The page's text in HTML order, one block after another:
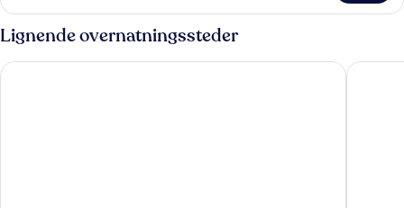
-
1
queensize-
seng
-
Lignende overnatningssteder
Capital Hotel Holiday